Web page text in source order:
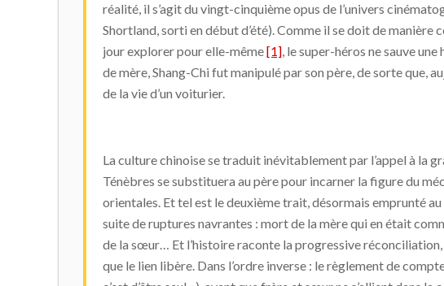
réalité, il s’agit du vingt-cinquième opus de l’univers
Shortland, sorti en début d’été). Comme il se doit de manière
jour explorer pour elle-même[1], le super-héros ne sauve
de mère, Shang-Chi fut manipulé par son père, de sorte que,
de la vie d’un voiturier.
La culture chinoise se traduit inévitablement par l’appel à la
Ténèbres se substituera au père pour incarner la figure du
orientales. Et tel est le deuxième trait, désormais emprunté
suite de ruptures navrantes : mort de la mère qui en était
de la sœur… Et l’histoire raconte la progressive
que le lien libère. Dans l’ordre inverse : le règlement de